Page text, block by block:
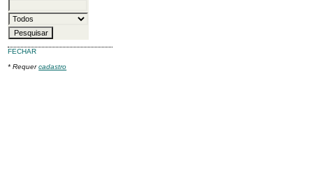
FECHAR
* Requercadastro